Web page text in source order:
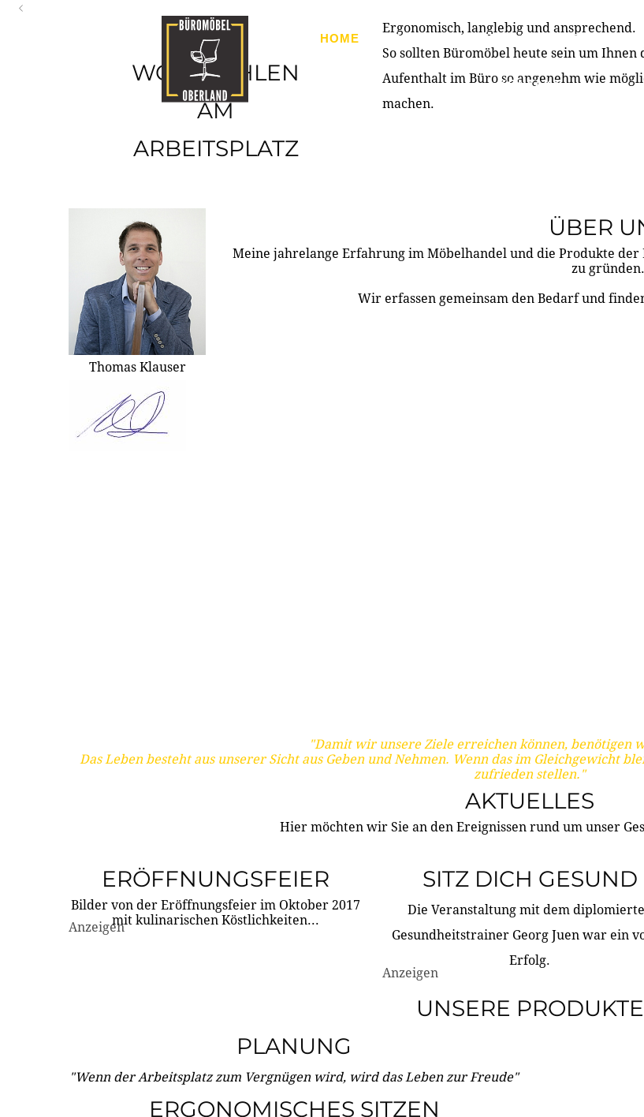
HOME PRODUKTE ÜBER UNS PARTNER
KONTAKT
WOHLFÜHLEN
AM
ARBEITSPLATZ
Ergonomisch, langlebig und ansprechend.
So sollten Büromöbel heute sein um Ihnen
Aufenthalt im Büro so angenehm wie
machen.
Thomas Klauser
ÜBER
Meine jahrelange Erfahrung im Möbelhandel und die Produkte
zu gründen.
Wir erfassen gemeinsam den Bedarf und
"Damit wir unsere Ziele erreichen können, benötigen
Das Leben besteht aus unserer Sicht aus Geben und Nehmen. Wenn das im Gleichgewicht
zufrieden stellen."
AKTUELLES
Hier möchten wir Sie an den Ereignissen rund um unser
ERÖFFNUNGSFEIER
Bilder von der Eröffnungsfeier im Oktober 2017
mit kulinarischen Köstlichkeiten...
Anzeigen
SITZ DICH GESUND
Die Veranstaltung mit dem
Gesundheitstrainer Georg Juen war ein
Erfolg.
Anzeigen
UNSERE PRODUKTE
PLANUNG
"Wenn der Arbeitsplatz zum Vergnügen wird, wird das Leben zur Freude"
ERGONOMISCHES SITZEN